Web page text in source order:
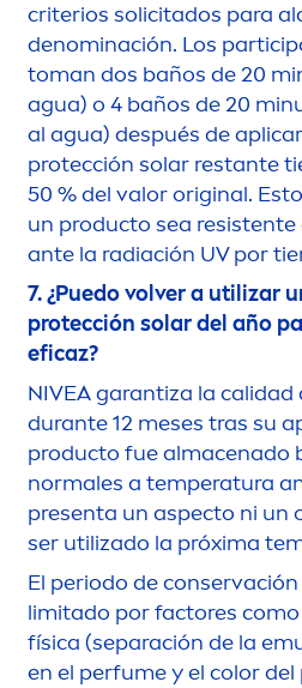
criterios solicitados para
denominación. Los
toman dos baños de 20
agua) o 4 baños de 20
al agua) después de
protección solar restante
50 % del valororiginal.
un producto sea
ante la radiación UV por
7. ¿Puedo volver a utilizar
protección solar del año
eficaz?
NIVEAgarantiza la calidad
durante 12 meses tras su
producto fue almacenado
normales a temperatura
presenta un aspecto ni un
ser utilizado la próxima
El periodo de
limitado por factores
física (separación de la
en el perfume y el colordel